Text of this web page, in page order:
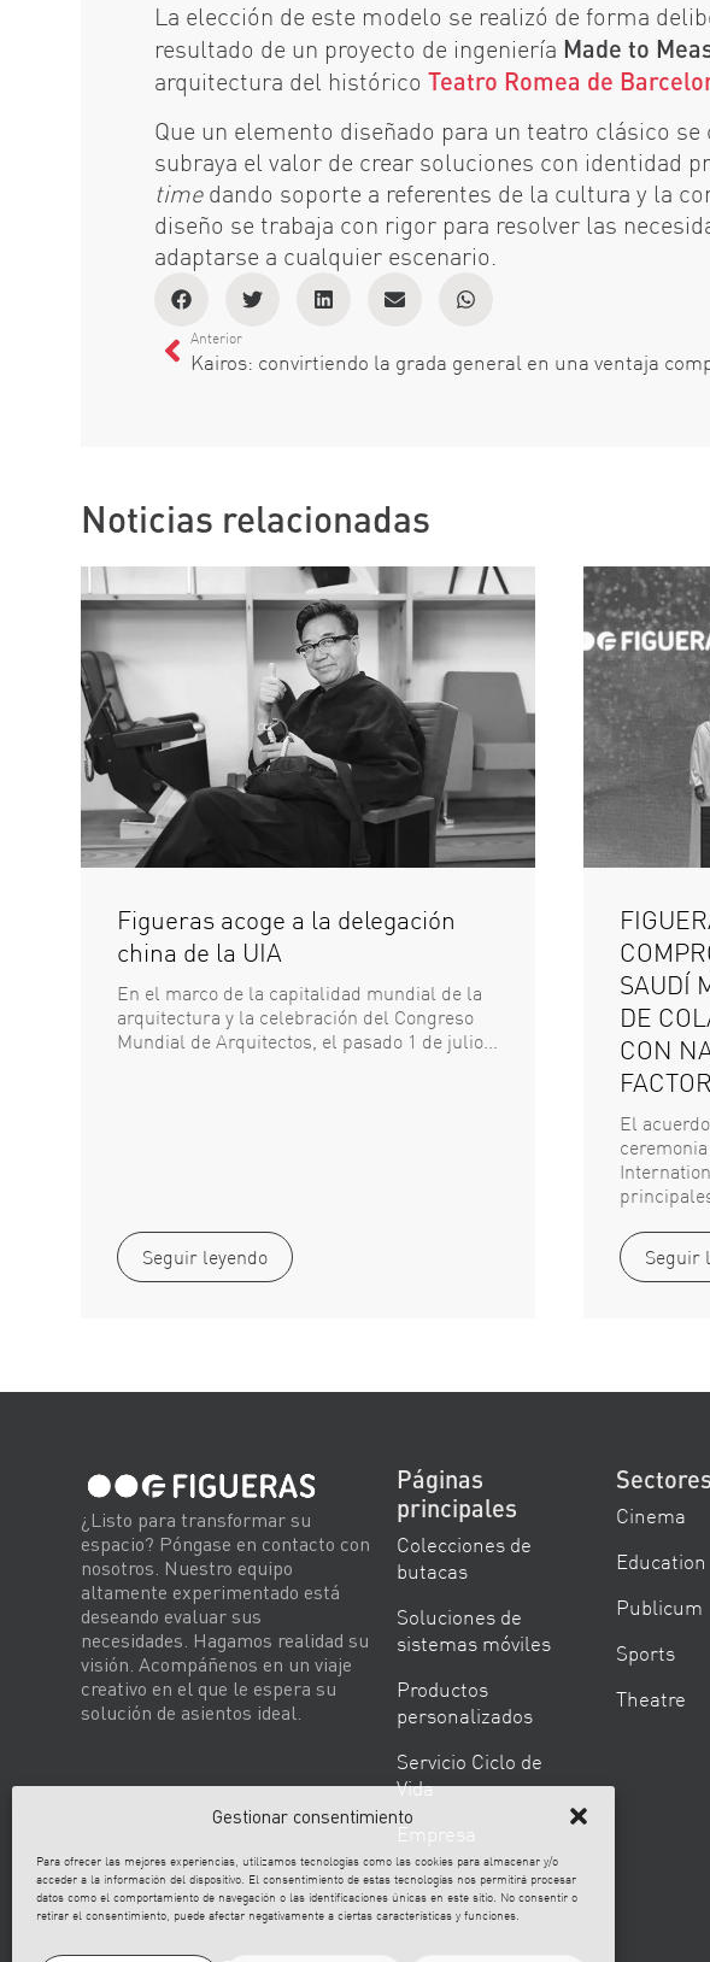
Gestionar consentimiento
Para ofrecer las mejores experiencias, utilizamos tecnologías como las cookies para almacenar y/o
acceder a la información del dispositivo. El consentimiento de estas tecnologías nos permitirá procesar
datos como el comportamiento de navegación o las identificaciones únicas en este sitio. No consentir o
retirar el consentimiento, puede afectar negativamente a ciertas características y funciones.
La elección de este modelo se realizó de forma
resultado de un proyecto de ingeniería Made to
arquitectura del histórico Teatro Romea de
Que un elemento diseñado para un teatro clásico
subraya el valor de crear soluciones con identidad
timedando soporte a referentes de la cultura y la
diseño se trabaja con rigor para resolver las
adaptarse a cualquier escenario.
Anterior
Kairos: convirtiendo la grada general en una ventaja
Noticias relacionadas
Figueras acoge a la delegación
china de la UIA
En el marco de la capitalidad mundial de la
arquitectura y la celebración del Congreso
Mundial de Arquitectos, el pasado 1 de julio...
Seguir leyendo
SAUDÍ
DE
CON
El
Seguir
¿Listo para transformar su
espacio? Póngase en contacto con
nosotros. Nuestro equipo
altamente experimentado está
deseando evaluar sus
necesidades. Hagamos realidad su
visión. Acompáñenos en un viaje
creativo en el que le espera su
solución de asientos ideal.
Páginas
principales
Colecciones de
butacas
Soluciones de
sistemas móviles
Productos
personalizados
Servicio Ciclo de
Vida
Empresa
Sectores
Cinema
Education
Publicum
Sports
Theatre